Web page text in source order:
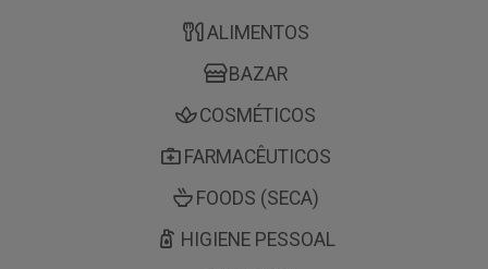
ALIMENTOS
BAZAR
COSMÉTICOS
FARMACÊUTICOS
FOODS (SECA)
HIGIENE PESSOAL